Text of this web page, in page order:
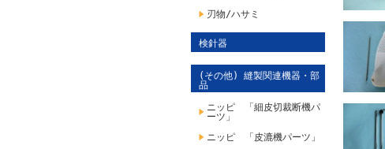
刃物/ハサミ
検針器
(その他) 縫製関連機器・部
品
ニッピ 「細皮切裁断機パ
ーツ」
ニッピ 「皮漉機パーツ」